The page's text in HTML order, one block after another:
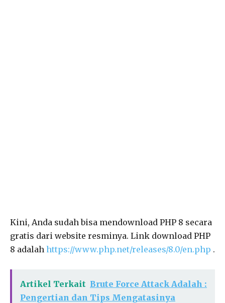
Kini, Anda sudah bisa mendownload PHP 8 secara
gratis dari website resminya. Link download PHP
8 adalah https://www.php.net/releases/8.0/en.php .
Artikel Terkait Brute Force Attack Adalah :
Pengertian dan Tips Mengatasinya